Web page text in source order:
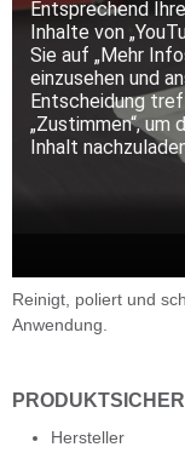
Reinigt, poliert und
Anwendung.
Hersteller